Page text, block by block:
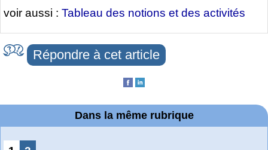
voir aussi : Tableau des notions et des activités
Répondre à cet article
Dans la même rubrique